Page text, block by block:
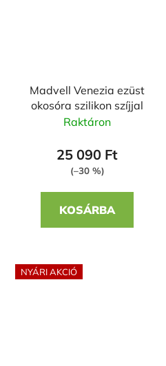
Madvell Venezia ezüst
okosóra szilikon szíjjal
Raktáron
25 090 Ft
(–30 %)
KOSÁRBA
NYÁRI AKCIÓ